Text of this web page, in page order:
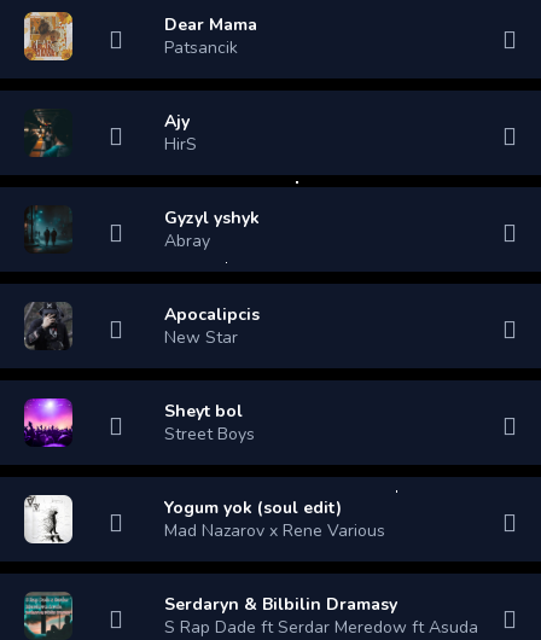
Dear Mama
Patsancik
Ajy
HirS
Gyzyl yshyk
Abray
Apocalipcis
New Star
Sheyt bol
Street Boys
Yogum yok (soul edit)
Mad Nazarov x Rene Various
Serdaryn & Bilbilin Dramasy
S Rap Dade ft Serdar Meredow ft Asuda